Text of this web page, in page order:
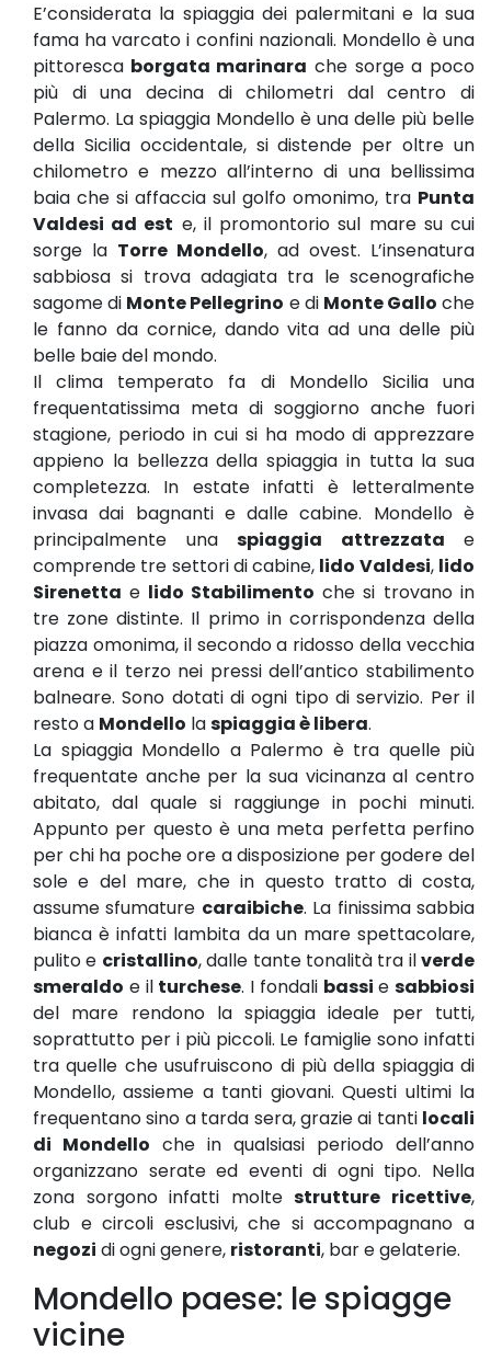
E’considerata la spiaggia dei palermitani e la sua
fama ha varcato i confini nazionali. Mondello è una
pittoresca borgata marinara che sorge a poco
più di una decina di chilometri dal centro di
Palermo. La spiaggia Mondello è una delle più belle
della Sicilia occidentale, si distende per oltre un
chilometro e mezzo all’interno di una bellissima
baia che si affaccia sul golfo omonimo, tra Punta
Valdesi ad est e, il promontorio sul mare su cui
sorge la Torre Mondello, ad ovest. L’insenatura
sabbiosa si trova adagiata tra le scenografiche
sagome di Monte Pellegrino e di Monte Gallo che
le fanno da cornice, dando vita ad una delle più
belle baie del mondo.
Il clima temperato fa di Mondello Sicilia una
frequentatissima meta di soggiorno anche fuori
stagione, periodo in cui si ha modo di apprezzare
appieno la bellezza della spiaggia in tutta la sua
completezza. In estate infatti è letteralmente
invasa dai bagnanti e dalle cabine. Mondello è
principalmente una spiaggia attrezzata e
comprende tre settori di cabine, lido Valdesi, lido
Sirenetta e lido Stabilimento che si trovano in
tre zone distinte. Il primo in corrispondenza della
piazza omonima, il secondo a ridosso della vecchia
arena e il terzo nei pressi dell’antico stabilimento
balneare. Sono dotati di ogni tipo di servizio. Per il
resto a Mondello laspiaggia è libera.
La spiaggia Mondello a Palermo è tra quelle più
frequentate anche per la sua vicinanza al centro
abitato, dal quale si raggiunge in pochi minuti.
Appunto per questo è una meta perfetta perfino
per chi ha poche ore a disposizione per godere del
sole e del mare, che in questo tratto di costa,
assume sfumature caraibiche. La finissima sabbia
bianca è infatti lambita da un mare spettacolare,
pulito e cristallino, dalle tante tonalità tra ilverde
smeraldo e il turchese. I fondali bassi e sabbiosi
del mare rendono la spiaggia ideale per tutti,
soprattutto per i più piccoli. Le famiglie sono infatti
tra quelle che usufruiscono di più della spiaggia di
Mondello, assieme a tanti giovani. Questi ultimi la
frequentano sino a tarda sera, grazie ai tanti locali
di Mondello che in qualsiasi periodo dell’anno
organizzano serate ed eventi di ogni tipo. Nella
zona sorgono infatti moltestrutture ricettive,
club e circoli esclusivi, che si accompagnano a
negozi di ogni genere, ristoranti, bar e gelaterie.
Mondello paese: le spiagge
vicine